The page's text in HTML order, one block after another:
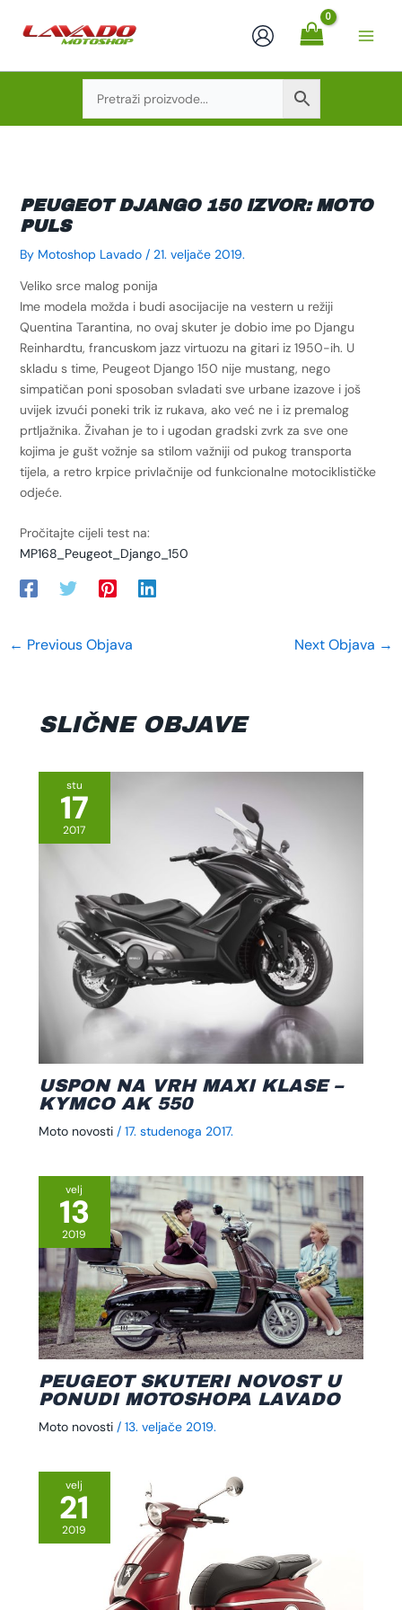
PEUGEOT DJANGO 150 IZVOR: MOTO
PULS
By Motoshop Lavado / 21. veljače 2019.
Veliko srce malog ponija
Ime modela možda i budi asocijacije na vestern u režiji
Quentina Tarantina, no ovaj skuter je dobio ime po Djangu
Reinhardtu, francuskom jazz virtuozu na gitari iz 1950-ih. U
skladu s time, Peugeot Django 150 nije mustang, nego
simpatičan poni sposoban svladati sve urbane izazove i još
uvijek izvući poneki trik iz rukava, ako već ne i iz premalog
prtljažnika. Živahan je to i ugodan gradski zvrk za sve one
kojima je gušt vožnje sa stilom važniji od pukog transporta
tijela, a retro krpice privlačnije od funkcionalne motociklističke
odjeće.
Pročitajte cijeli test na:
MP168_Peugeot_Django_150
← Previous Objava Next Objava →
SLIČNE OBJAVE
stu
17
2017
USPON NA VRH MAXI KLASE –
KYMCO AK 550
Moto novosti/ 17. studenoga 2017.
velj
13
2019
PEUGEOT SKUTERI NOVOST U
PONUDI MOTOSHOPA LAVADO
Moto novosti/ 13. veljače 2019.
velj
21
2019